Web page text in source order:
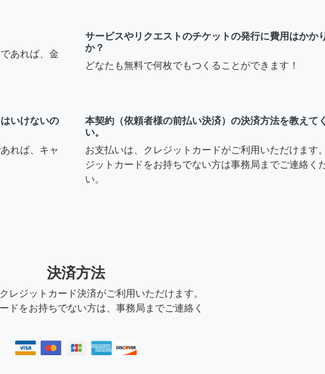
あれば、金
サービスやリクエストのチケットの発行に費用はかか
か？
どなたも無料で何枚でもつくることができます！
いけないの
れば、キャ
本契約（依頼者様の前払い決済）の決済方法を教えて
い。
お支払いは、クレジットカードがご利用いただけます
ジットカードをお持ちでない方は事務局までご連絡く
い。
決済方法
レジットカード決済がご利用いただけます。
ドをお持ちでない方は、事務局までご連絡く